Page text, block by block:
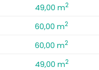
49,00 m2
60,00 m2
60,00 m2
49,00 m2